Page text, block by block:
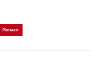
Pinterest